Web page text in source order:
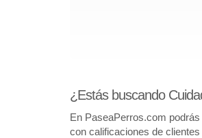
¿Estás buscando
En PaseaPerros.com
con calificaciones de